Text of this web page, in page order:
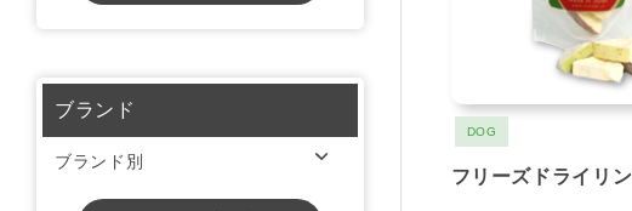
DOG
フリーズドライリ
ブランド
ブランド別